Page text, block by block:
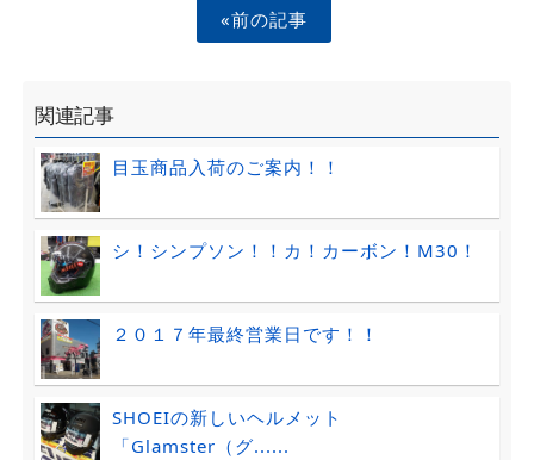
«前の記事
関連記事
目玉商品入荷のご案内！！
シ！シンプソン！！カ！カーボン！M30！
２０１７年最終営業日です！！
SHOEIの新しいヘルメット
「Glamster（グ......